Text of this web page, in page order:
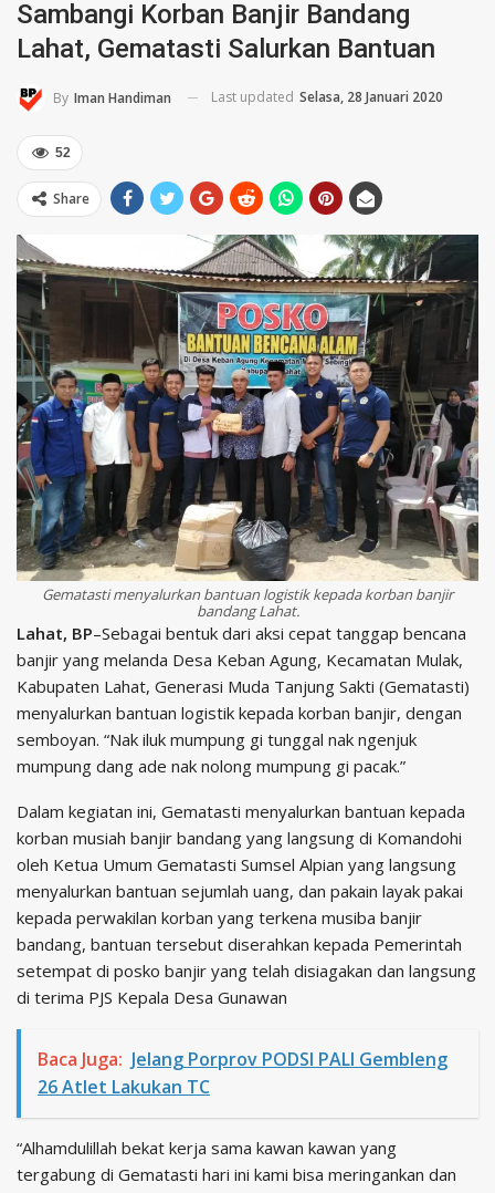
Sambangi Korban Banjir Bandang
Lahat, Gematasti Salurkan Bantuan
By Iman Handiman Last updated Selasa, 28 Januari 2020
52
Share
Gematasti menyalurkan bantuan logistik kepada korban banjir
bandang Lahat.
Lahat, BP–Sebagai bentuk dari aksi cepat tanggap bencana
banjir yang melanda Desa Keban Agung, Kecamatan Mulak,
Kabupaten Lahat, Generasi Muda Tanjung Sakti (Gematasti)
menyalurkan bantuan logistik kepada korban banjir, dengan
semboyan. “Nak iluk mumpung gi tunggal nak ngenjuk
mumpung dang ade nak nolong mumpung gi pacak.”
Dalam kegiatan ini, Gematasti menyalurkan bantuan kepada
korban musiah banjir bandang yang langsung di Komandohi
oleh Ketua Umum Gematasti Sumsel Alpian yang langsung
menyalurkan bantuan sejumlah uang, dan pakain layak pakai
kepada perwakilan korban yang terkena musiba banjir
bandang, bantuan tersebut diserahkan kepada Pemerintah
setempat di posko banjir yang telah disiagakan dan langsung
di terima PJS Kepala Desa Gunawan
Baca Juga: Jelang Porprov PODSI PALI Gembleng
26 Atlet Lakukan TC
“Alhamdulillah bekat kerja sama kawan kawan yang
tergabung di Gematasti hari ini kami bisa meringankan dan